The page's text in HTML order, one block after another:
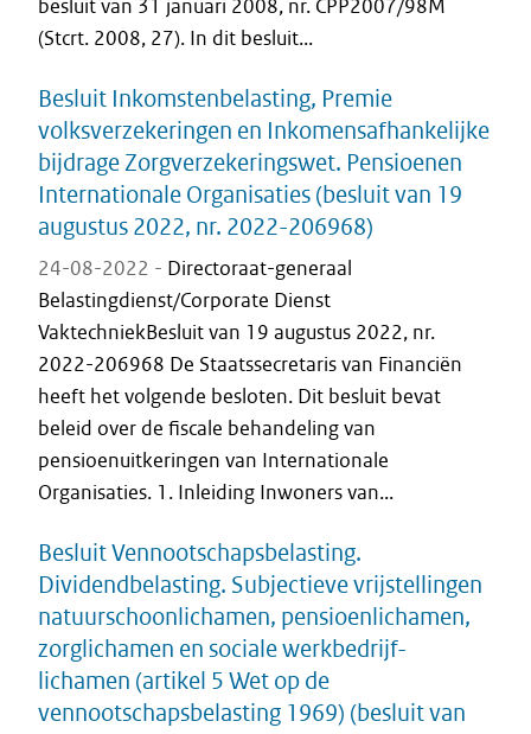
besluit van 31 januari 2008, nr. CPP2007/98M
(Stcrt. 2008, 27). In dit besluit...
Besluit Inkomstenbelasting, Premie
volksverzekeringen en Inkomensafhankelijke
bijdrage Zorgverzekeringswet. Pensioenen
Internationale Organisaties (besluit van 19
augustus 2022, nr. 2022-206968)
24-08-2022 - Directoraat-generaal
Belastingdienst/Corporate Dienst
VaktechniekBesluit van 19 augustus 2022, nr.
2022-206968 De Staatssecretaris van Financiën
heeft het volgende besloten. Dit besluit bevat
beleid over de fiscale behandeling van
pensioenuitkeringen van Internationale
Organisaties. 1. Inleiding Inwoners van...
Besluit Vennootschapsbelasting.
Dividendbelasting. Subjectieve vrijstellingen
natuurschoonlichamen, pensioenlichamen,
zorglichamen en sociale werkbedrijf-
lichamen (artikel 5 Wet op de
vennootschapsbelasting 1969) (besluit van